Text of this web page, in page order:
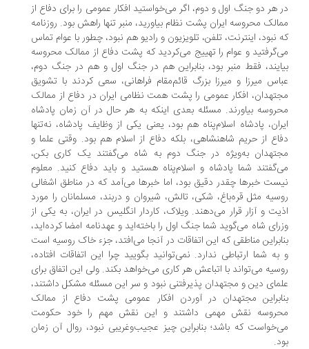
هر دو جنگ اول و دوم، اگر می‌خواستید افکار عمومی را برای دفاع از
محروسه ایران پشت نظام بیاورید، منبر تنها راهش بود. روزنامه
نبود، اینترنت، تلفن، تلویزیون و رادیو هم نبود، چطور با عوام تماس
و عوام را تهییج می‌کردید که پشت دفاع از ممالک محروسه
فقط منبر بود، بنابراین هم در جنگ اول و هم در جنگ دوم،
میرزا و میرزا بزرگ قائم‌مقام فراهانی، سعی کردند با تشویق
افکار عمومی را پشت همت نظامی ایران در دفاع از ممالک
بیاورند. مسئله بعدی اینکه به هر حال در آن زمان پادشاه
پادشاه اسلام‌پناه هم بود، یعنی یکی از وظایف پادشاه، نه‌تنها
از حریم شاهنشاهی،‌ بلکه دفاع از اسلام هم بود. وقتی علما و
به‌ویژه در جنگ دوم به شاه می‌‌گفتند یک کاری بکن،
شما پادشاه و اسلام‌پناه هستید و باید دفاع کنید. معلوم
خبرها چقدر دقیق بود، اما خبرها می‌آمد که در مناطق اشغالی
مثل قره‌باغ، شکی، تالش، شیروان و دربند، مسلمانان را مورد
و آزار قرار می‌دهند. ویلاک، کاردار انگلیس در ایران، به یکی از
شاه می‌گوید شما جنگ اول را باخته‌اید و عهدنامه امضا کرده‌اید،
مناطقی که این اتفاقات در آنجا می‌افتد، جزء خاک روسیه است
شما ارتباطی ندارد. نمی‌توانید بگویید چرا این اتفاقات افتاده،
می‌تواند با اتباعش هر کاری می‌خواهد بکند. ولی این اتفاق برای
دین و مجتهدان پذیرفتنی نبود و سر این مسئله مشکل داشتند،
مجتهدان در آوردن افکار عمومی پشت دفاع از ممالک
نقش مهمی داشتند و این نقش مهم را خود حکومت
که باشد؛ بنابراین چیز عجیب‌و‌غریبی نبود، روال آن زمان